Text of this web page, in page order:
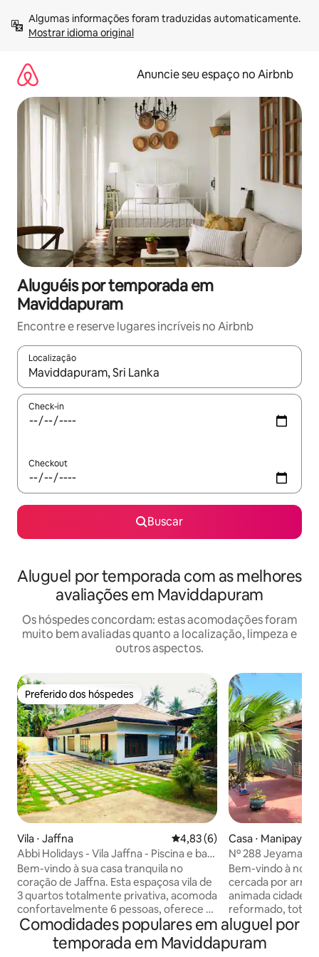
para
Mostrar idioma original
Anuncie seu espaço no Airbnb
Aluguéis por temporada em
Maviddapuram
Encontre e reserve lugares incríveis no Airbnb
Localização
Quando os resultados estiverem disponíveis, explore-os
Check-in
Checkout
Buscar
Aluguel por temporada com as melhores
avaliações em Maviddapuram
Os hóspedes concordam: estas acomodações foram
muito bem avaliadas quanto a localização, limpeza e
outros aspectos.
Preferido dos hóspedes
Preferido dos hóspedes
Vila ⋅ Jaffna 4,83 de uma avaliação média
4,83 (6)
Abbi Holidays - Vila Jaffna - Piscina e bar
de narguilé
Bem-vindo à sua casa tranquila no
coração de Jaffna. Esta espaçosa vila de
3 quartos totalmente privativa, acomoda
confortavelmente 6 pessoas, oferece o
equilíbrio perfeito entre conforto,
privacidade e conveniência, tornando-a
ideal para famílias, viajantes de negócios,
Casa ⋅ Manipay
Nº 288 Jeyamani
Bem-vindo à
cercada por
animada cidade
reformado,
ar condicionado
As atrações
Jaffna (9 km) e o
Comodidades populares em aluguel por
temporada em Maviddapuram